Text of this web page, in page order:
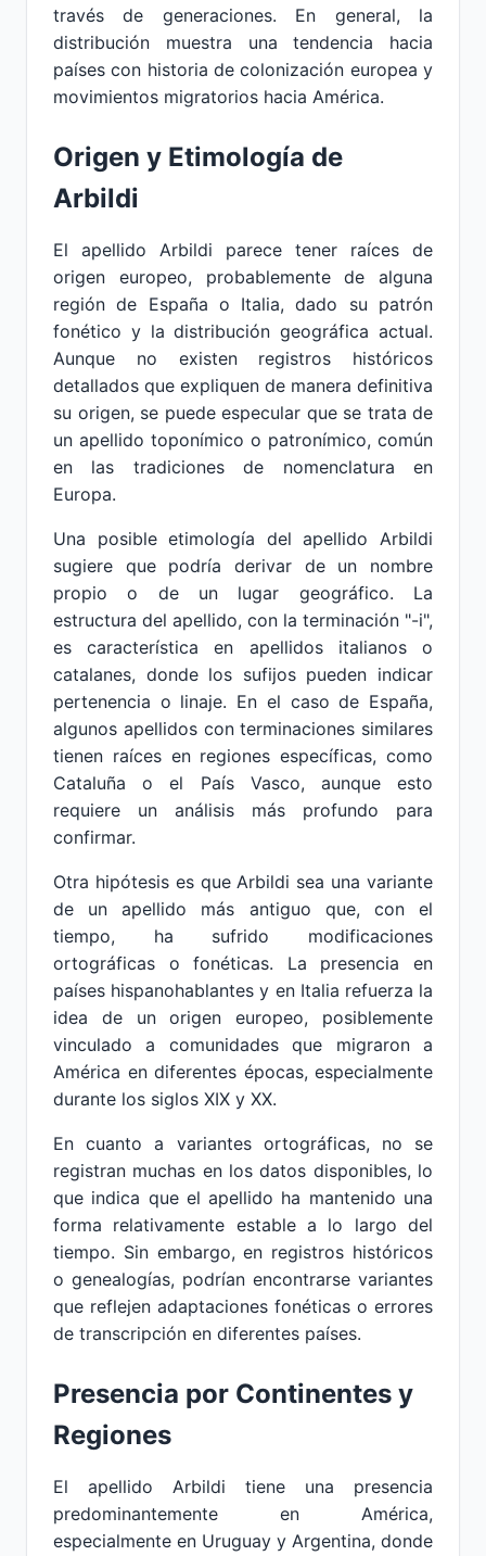
través de generaciones. En general, la
distribución muestra una tendencia hacia
países con historia de colonización europea y
movimientos migratorios hacia América.
Origen y Etimología de
Arbildi
El apellido Arbildi parece tener raíces de
origen europeo, probablemente de alguna
región de España o Italia, dado su patrón
fonético y la distribución geográfica actual.
Aunque no existen registros históricos
detallados que expliquen de manera definitiva
su origen, se puede especular que se trata de
un apellido toponímico o patronímico, común
en las tradiciones de nomenclatura en
Europa.
Una posible etimología del apellido Arbildi
sugiere que podría derivar de un nombre
propio o de un lugar geográfico. La
estructura del apellido, con la terminación "-i",
es característica en apellidos italianos o
catalanes, donde los sufijos pueden indicar
pertenencia o linaje. En el caso de España,
algunos apellidos con terminaciones similares
tienen raíces en regiones específicas, como
Cataluña o el País Vasco, aunque esto
requiere un análisis más profundo para
confirmar.
Otra hipótesis es que Arbildi sea una variante
de un apellido más antiguo que, con el
tiempo, ha sufrido modificaciones
ortográficas o fonéticas. La presencia en
países hispanohablantes y en Italia refuerza la
idea de un origen europeo, posiblemente
vinculado a comunidades que migraron a
América en diferentes épocas, especialmente
durante los siglos XIX y XX.
En cuanto a variantes ortográficas, no se
registran muchas en los datos disponibles, lo
que indica que el apellido ha mantenido una
forma relativamente estable a lo largo del
tiempo. Sin embargo, en registros históricos
o genealogías, podrían encontrarse variantes
que reflejen adaptaciones fonéticas o errores
de transcripción en diferentes países.
Presencia por Continentes y
Regiones
El apellido Arbildi tiene una presencia
predominantemente en América,
especialmente en Uruguay y Argentina, donde